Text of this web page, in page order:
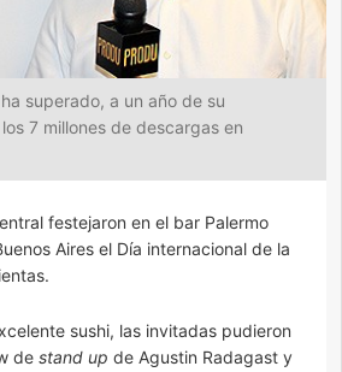
superado, a un año de su
7 millones de descargas en
festejaron en el bar Palermo
Aires el Día internacional de la
sushi, las invitadas pudieron
de stand up de Agustin Radagast y